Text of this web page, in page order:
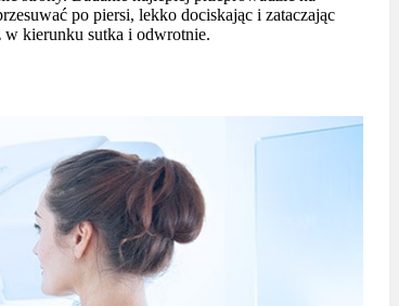
po piersi, lekko dociskając i zataczając
w kierunku sutka i odwrotnie.